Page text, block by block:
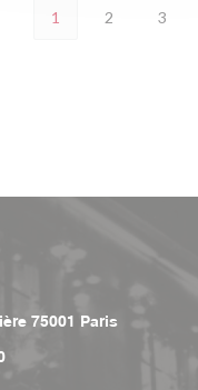
1 2 3
75001 Paris